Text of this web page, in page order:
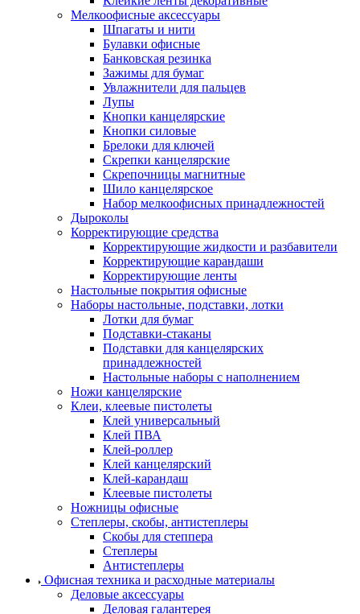
Мелкоофисные аксессуары
Шпагаты и нити
Булавки офисные
Банковская резинка
Зажимы для бумаг
Увлажнители для пальцев
Лупы
Кнопки канцелярские
Кнопки силовые
Брелоки для ключей
Скрепки канцелярские
Скрепочницы магнитные
Шило канцелярское
Набор мелкоофисных принадлежностей
Дыроколы
Корректирующие средства
Корректирующие жидкости и разбавители
Корректирующие карандаши
Корректирующие ленты
Настольные покрытия офисные
Наборы настольные, подставки, лотки
Лотки для бумаг
Подставки-стаканы
Подставки для канцелярских
принадлежностей
Настольные наборы с наполнением
Ножи канцелярские
Клеи, клеевые пистолеты
Клей универсальный
Клей ПВА
Клей-роллер
Клей канцелярский
Клей-карандаш
Клеевые пистолеты
Ножницы офисные
Степлеры, скобы, антистеплеры
Скобы для степпера
Степлеры
Антистеплеры
Офисная техника и расходные материалы
Деловые аксессуары
Деловая галантерея